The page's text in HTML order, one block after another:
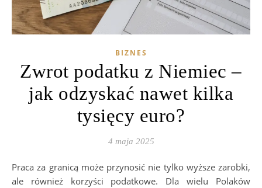
BIZNES
Zwrot podatku z Niemiec –
jak odzyskać nawet kilka
tysięcy euro?
4 maja 2025
Praca za granicą może przynosić nie tylko wyższe zarobki,
ale również korzyści podatkowe. Dla wielu Polaków